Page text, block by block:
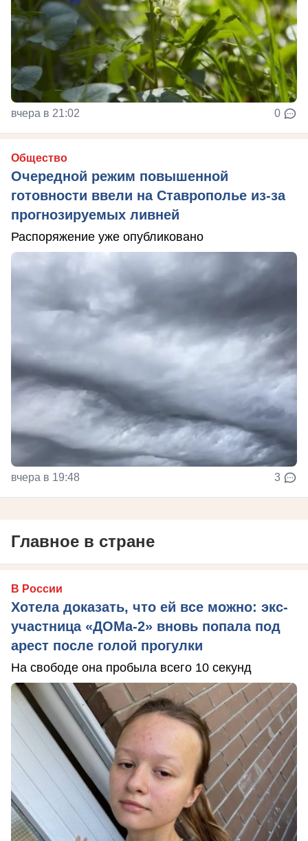
вчера в 21:02 0
Общество
Очередной режим повышенной
готовности ввели на Ставрополье из-за
прогнозируемых ливней
Распоряжение уже опубликовано
вчера в 19:48 3
Главное в стране
В России
Хотела доказать, что ей все можно: экс-
участница «ДОМа-2» вновь попала под
арест после голой прогулки
На свободе она пробыла всего 10 секунд